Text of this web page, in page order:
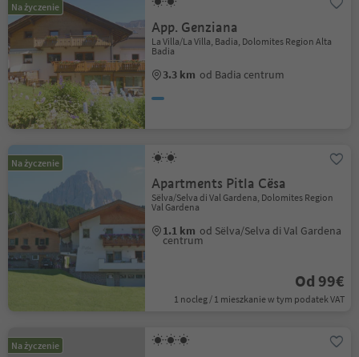
Na życzenie
App. Genziana
La Villa/La Villa, Badia, Dolomites Region Alta
Badia
3.3 km od Badia centrum
Na życzenie
Apartments Pitla Cësa
Sëlva/Selva di Val Gardena, Dolomites Region
Val Gardena
1.1 km od Sëlva/Selva di Val Gardena
centrum
Od 99€
1 nocleg / 1 mieszkanie w tym podatek VAT
Na życzenie